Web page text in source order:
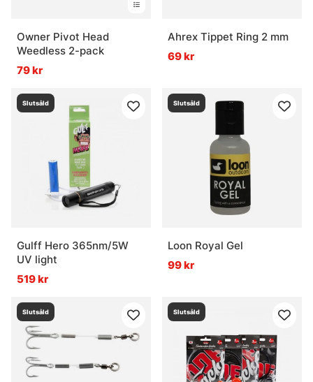
Owner Pivot Head
Weedless 2-pack
79 kr
Ahrex Tippet Ring 2 mm
69 kr
Slutsåld
Gulff Hero 365nm/5W
UV light
519 kr
Slutsåld
Loon Royal Gel
99 kr
Slutsåld Slutsåld